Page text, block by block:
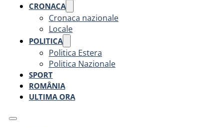
CRONACA
Cronaca nazionale
Locale
POLITICA
Politica Estera
Politica Nazionale
SPORT
ROMÂNIA
ULTIMA ORA